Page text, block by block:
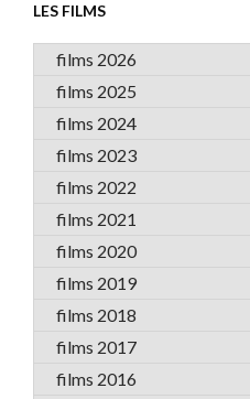
LES FILMS
films 2026
films 2025
films 2024
films 2023
films 2022
films 2021
films 2020
films 2019
films 2018
films 2017
films 2016